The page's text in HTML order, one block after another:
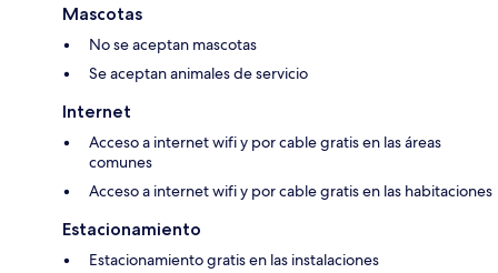
Mascotas
No se aceptan mascotas
Se aceptan animales de servicio
Internet
Acceso a internet wifi y por cable gratis en las áreas
comunes
Acceso a internet wifi y por cable gratis en las habitaciones
Estacionamiento
Estacionamiento gratis en las instalaciones